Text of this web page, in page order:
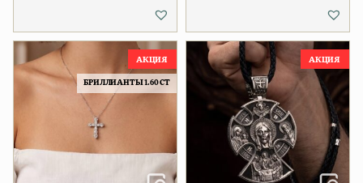
БРИЛЛИАНТЫ 1.60 CT